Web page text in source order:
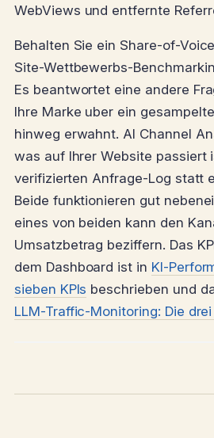
WebViews und entfernte
Behalten Sie ein Share-of-
Site-Wettbewerbs-
Es beantwortet eine andere
Ihre Marke uber ein
hinweg erwahnt. AI Channel
was auf Ihrer Website passiert
verifizierten Anfrage-Log statt
Beide funktionieren gut
eines von beiden kann den
Umsatzbetrag beziffern. Das
dem Dashboard ist in KI-
sieben KPIs beschrieben und
LLM-Traffic-Monitoring: Die